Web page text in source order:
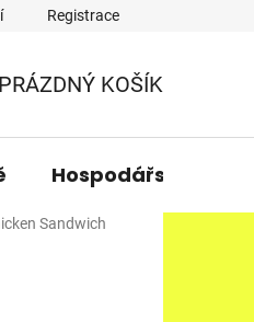
Registrace
PRÁZDNÝ KOŠÍK
Hospodářská
Sandwich